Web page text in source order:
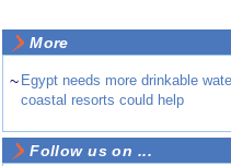
More
~ Egypt needs more drinkable
coastal resorts could help
Follow us on ...